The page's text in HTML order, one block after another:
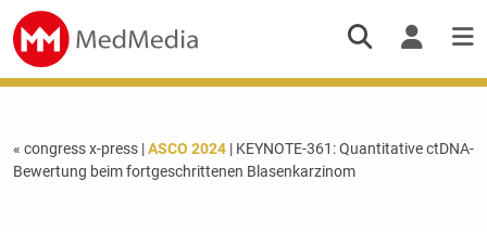
« congress x-press |ASCO 2024| KEYNOTE-361: Quantitative ctDNA-
Bewertung beim fortgeschrittenen Blasenkarzinom